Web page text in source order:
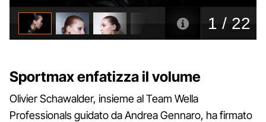
Sportmax enfatizza il volume
Olivier Schawalder, insieme al Team Wella
Professionals guidato da Andrea Gennaro, ha firmato